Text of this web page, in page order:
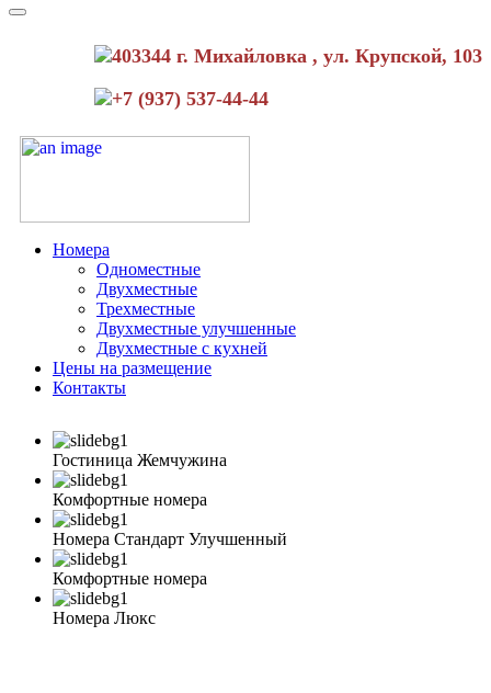
403344 г. Михайловка , ул. Крупской, 103
+7 (937) 537-44-44
Номера
Одноместные
Двухместные
Трехместные
Двухместные улучшенные
Двухместные с кухней
Цены на размещение
Контакты
Гостиница Жемчужина
Комфортные номера
Номера Стандарт Улучшенный
Комфортные номера
Номера Люкс